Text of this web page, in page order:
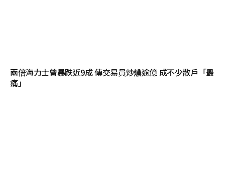
兩倍海力士曾暴跌近9成 傳交易員炒燶逾億 成不少散戶「最
痛」